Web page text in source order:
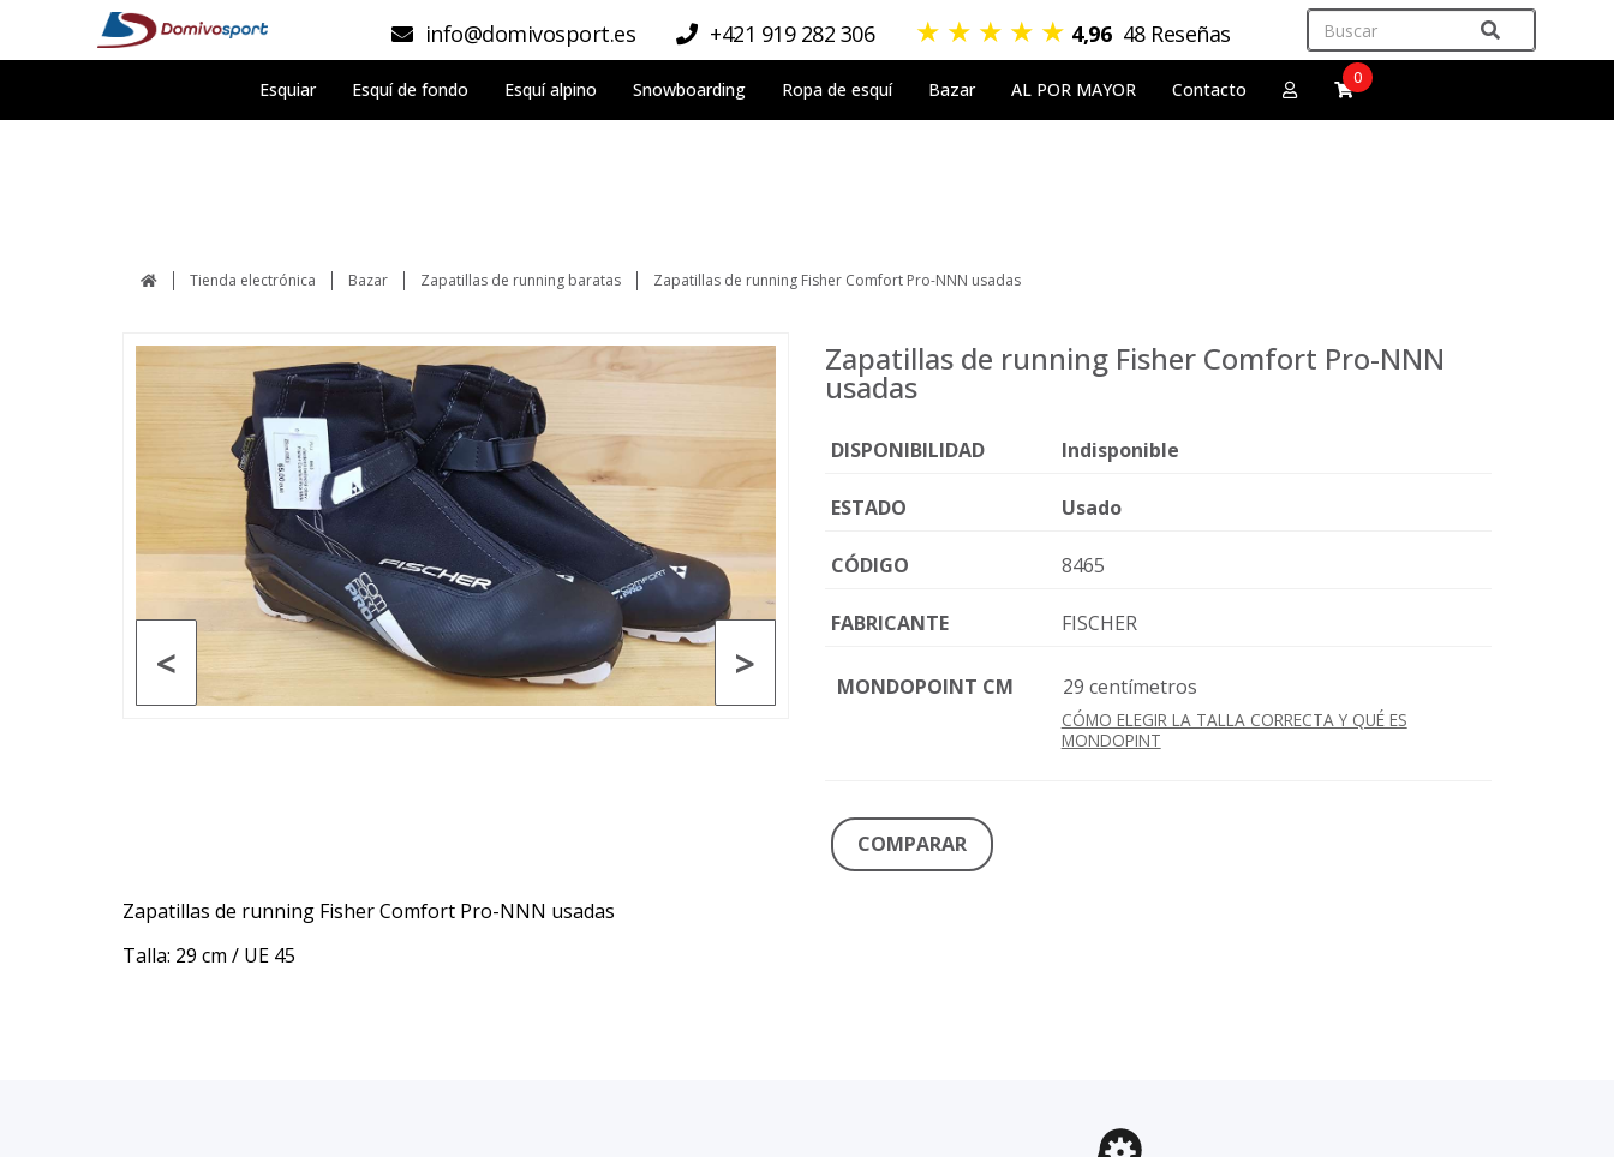
info@domivosport.es +421 919 282 306 ★ ★ ★ ★ ★ 4,96 48 Reseñas
Esquiar Esquí de fondo Esquí alpino Snowboarding Ropa de esquí Bazar AL POR MAYOR Contacto
0
Tienda electrónica Bazar Zapatillas de running baratas Zapatillas de running Fisher Comfort Pro-NNN usadas
>
<
Zapatillas de running Fisher Comfort Pro-NNN
usadas
DISPONIBILIDAD Indisponible
ESTADO Usado
CÓDIGO 8465
FABRICANTE FISCHER
MONDOPOINT CM 29 centímetros
CÓMO ELEGIR LA TALLA CORRECTA Y QUÉ ES
MONDOPINT
COMPARAR
Zapatillas de running Fisher Comfort Pro-NNN usadas
Talla: 29 cm / UE 45